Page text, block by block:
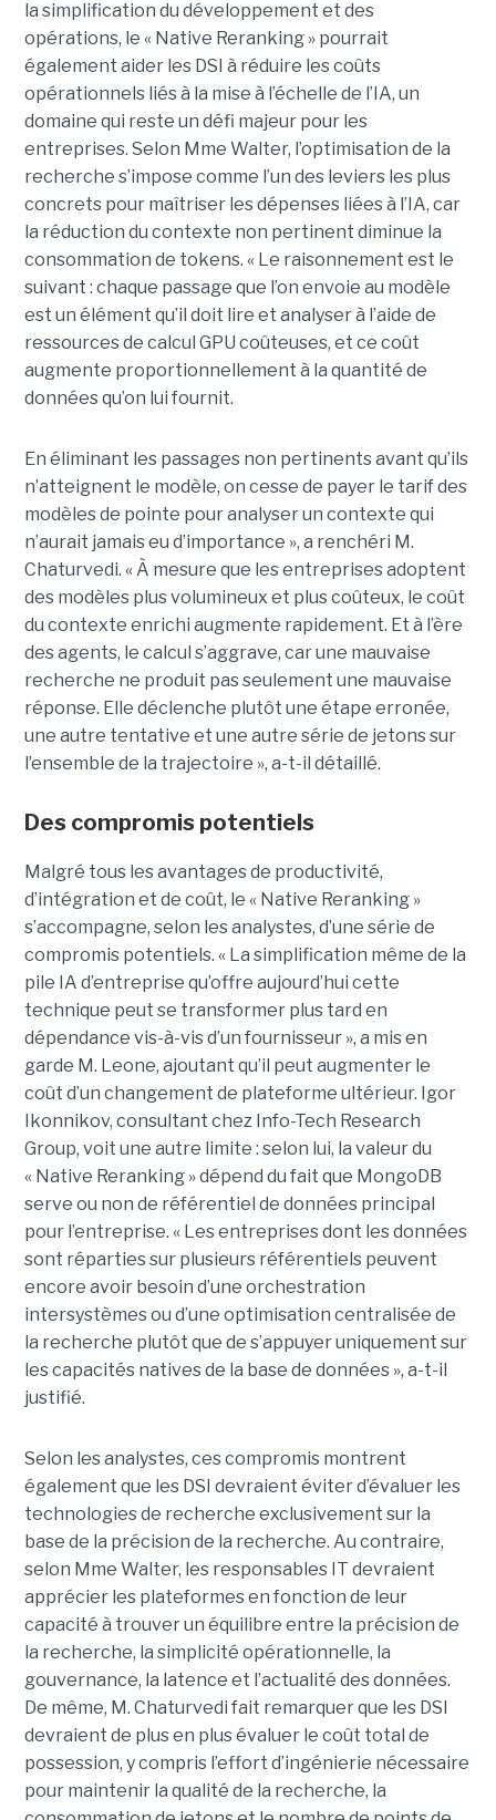
la simplification du développement et des
opérations, le « Native Reranking » pourrait
également aider les DSI à réduire les coûts
opérationnels liés à la mise à l’échelle de l’IA, un
domaine qui reste un défi majeur pour les
entreprises. Selon Mme Walter, l’optimisation de la
recherche s’impose comme l’un des leviers les plus
concrets pour maîtriser les dépenses liées à l’IA, car
la réduction du contexte non pertinent diminue la
consommation de tokens. « Le raisonnement est le
suivant : chaque passage que l’on envoie au modèle
est un élément qu’il doit lire et analyser à l’aide de
ressources de calcul GPU coûteuses, et ce coût
augmente proportionnellement à la quantité de
données qu’on lui fournit.
En éliminant les passages non pertinents avant qu’ils
n’atteignent le modèle, on cesse de payer le tarif des
modèles de pointe pour analyser un contexte qui
n’aurait jamais eu d’importance », a renchéri M.
Chaturvedi. « À mesure que les entreprises adoptent
des modèles plus volumineux et plus coûteux, le coût
du contexte enrichi augmente rapidement. Et à l’ère
des agents, le calcul s’aggrave, car une mauvaise
recherche ne produit pas seulement une mauvaise
réponse. Elle déclenche plutôt une étape erronée,
une autre tentative et une autre série de jetons sur
l’ensemble de la trajectoire », a-t-il détaillé.
Des compromis potentiels
Malgré tous les avantages de productivité,
d’intégration et de coût, le « Native Reranking »
s’accompagne, selon les analystes, d’une série de
compromis potentiels. « La simplification même de la
pile IA d’entreprise qu’offre aujourd’hui cette
technique peut se transformer plus tard en
dépendance vis-à-vis d’un fournisseur », a mis en
garde M. Leone, ajoutant qu’il peut augmenter le
coût d’un changement de plateforme ultérieur. Igor
Ikonnikov, consultant chez Info-Tech Research
Group, voit une autre limite : selon lui, la valeur du
« Native Reranking » dépend du fait que MongoDB
serve ou non de référentiel de données principal
pour l’entreprise. « Les entreprises dont les données
sont réparties sur plusieurs référentiels peuvent
encore avoir besoin d’une orchestration
intersystèmes ou d’une optimisation centralisée de
la recherche plutôt que de s’appuyer uniquement sur
les capacités natives de la base de données », a-t-il
justifié.
Selon les analystes, ces compromis montrent
également que les DSI devraient éviter d’évaluer les
technologies de recherche exclusivement sur la
base de la précision de la recherche. Au contraire,
selon Mme Walter, les responsables IT devraient
apprécier les plateformes en fonction de leur
capacité à trouver un équilibre entre la précision de
la recherche, la simplicité opérationnelle, la
gouvernance, la latence et l’actualité des données.
De même, M. Chaturvedi fait remarquer que les DSI
devraient de plus en plus évaluer le coût total de
possession, y compris l’effort d’ingénierie nécessaire
pour maintenir la qualité de la recherche, la